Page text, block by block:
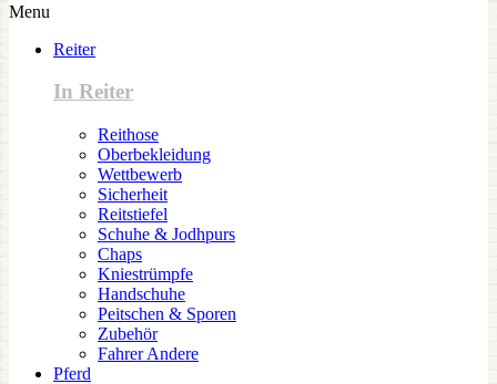
Menu
Reiter
In Reiter
Reithose
Oberbekleidung
Wettbewerb
Sicherheit
Reitstiefel
Schuhe & Jodhpurs
Chaps
Kniestrümpfe
Handschuhe
Peitschen & Sporen
Zubehör
Fahrer Andere
Pferd